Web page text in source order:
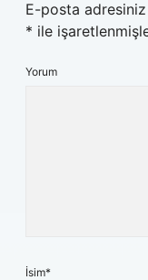
E-posta
* ile
Yorum
İsim*